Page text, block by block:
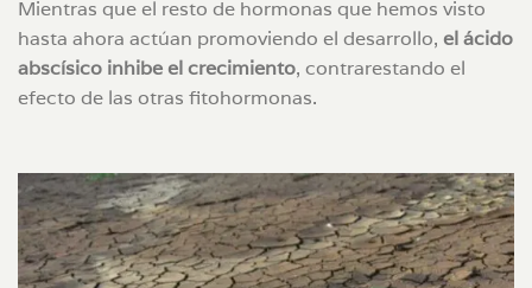
Mientras que el resto de hormonas que hemos visto
hasta ahora actúan promoviendo el desarrollo, el ácido
abscísico inhibe el crecimiento, contrarestando el
efecto de las otras fitohormonas.